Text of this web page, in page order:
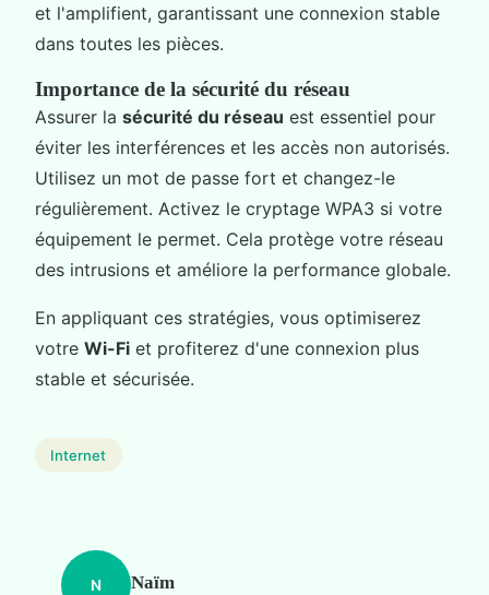
et l'amplifient, garantissant une connexion stable
dans toutes les pièces.
Importance de la sécurité du réseau
Assurer la sécurité du réseau est essentiel pour
éviter les interférences et les accès non autorisés.
Utilisez un mot de passe fort et changez-le
régulièrement. Activez le cryptage WPA3 si votre
équipement le permet. Cela protège votre réseau
des intrusions et améliore la performance globale.
En appliquant ces stratégies, vous optimiserez
votre Wi-Fi et profiterez d'une connexion plus
stable et sécurisée.
Internet
N Naïm